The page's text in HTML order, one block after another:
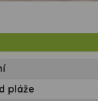
pláže